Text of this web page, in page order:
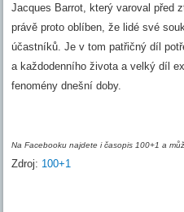
Jacques Barrot, který varoval před
právě proto oblíben, že lidé své
účastníků. Je v tom patřičný díl
a každodenního života a velký díl
fenomény dnešní doby.
Na Facebooku najdete i časopis 100+1 a
Zdroj: 100+1